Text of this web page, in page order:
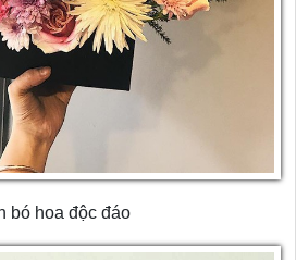
bó hoa độc đáo